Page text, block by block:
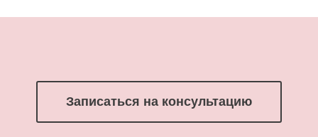
Записаться на консультацию